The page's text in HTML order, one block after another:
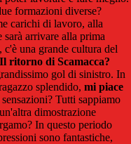
formazioni diverse?
carichi di lavoro, alla
arrivare alla prima
una grande cultura del
Il ritorno di Scamacca?
gol di sinistro. In
splendido, mi piace
Tutti sappiamo
dimostrazione
In questo periodo
sono fantastiche,